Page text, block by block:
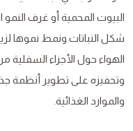
البيوت المحمية أو غرف
شكل النباتات ونمط نموها
الهواء حول الأجزاء السفلية
وتحفيزه على تطوير أنظمة
والموارد الغذائية.